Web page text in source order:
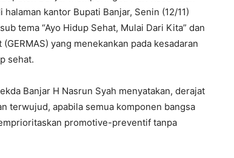
kantor Bupati Banjar, Senin (12/11)
tema “Ayo Hidup Sehat, Mulai Dari Kita” dan
yang menekankan pada kesadaran
sehat.
Banjar H Nasrun Syah menyatakan, derajat
terwujud, apabila semua komponen bangsa
promotive-preventif tanpa